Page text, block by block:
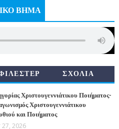
ΒΗΜΑ
ΣΧΟΛΙΑ
Χριστουγεννιάτικου Ποιήματος-
Χριστουγεννιάτικου
και Ποιήματος
27, 2026